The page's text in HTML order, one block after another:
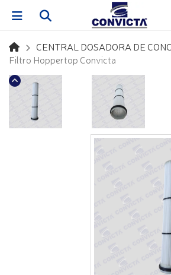
CENTRAL DOSADORA DE
Filtro Hoppertop Convicta